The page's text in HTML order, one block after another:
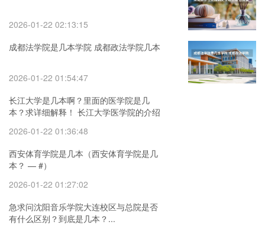
2026-01-22 02:13:15
成都法学院是几本学院 成都政法学院几本
2026-01-22 01:54:47
长江大学是几本啊？里面的医学院是几
本？求详细解释！ 长江大学医学院的介绍
2026-01-22 01:36:48
西安体育学院是几本（西安体育学院是几
本？ — #）
2026-01-22 01:27:02
急求问沈阳音乐学院大连校区与总院是否
有什么区别？到底是几本？...